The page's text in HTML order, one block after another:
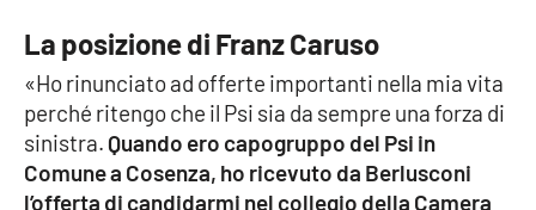
Cosenzachannel.it
Ilvibonese.it
Catanzarochannel.it
La posizione di Franz Caruso
«Ho rinunciato ad offerte importanti nella mia vita
perché ritengo che il Psi sia da sempre una forza di
sinistra.Quando ero capogruppo del Psi in
Comune a Cosenza, ho ricevuto da Berlusconi
l’offerta di candidarmi nel collegio della Camera